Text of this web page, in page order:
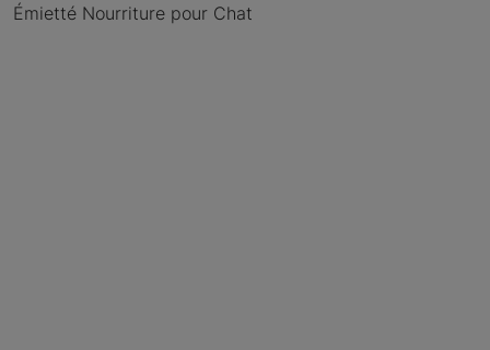
Émietté Nourriture pour Chat